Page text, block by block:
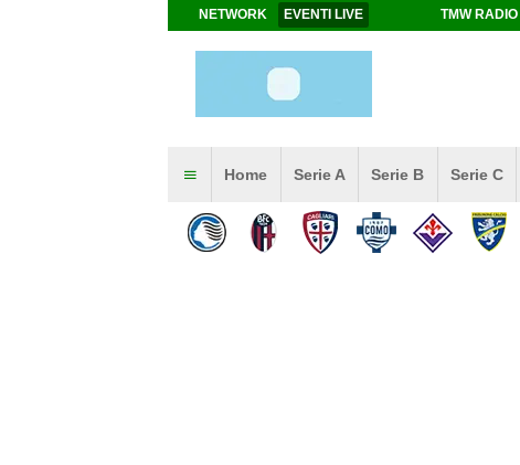
NETWORK EVENTI LIVE TMW RADIO
Home Serie A Serie B Serie C